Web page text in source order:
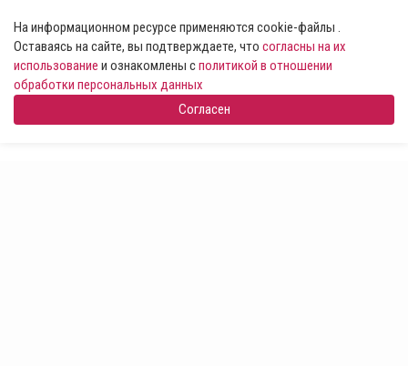
На информационном ресурсе применяются cookie-файлы .
Оставаясь на сайте, вы подтверждаете, что согласны на их
использование и ознакомлены сполитикой в отношении
обработки персональных данных
Согласен